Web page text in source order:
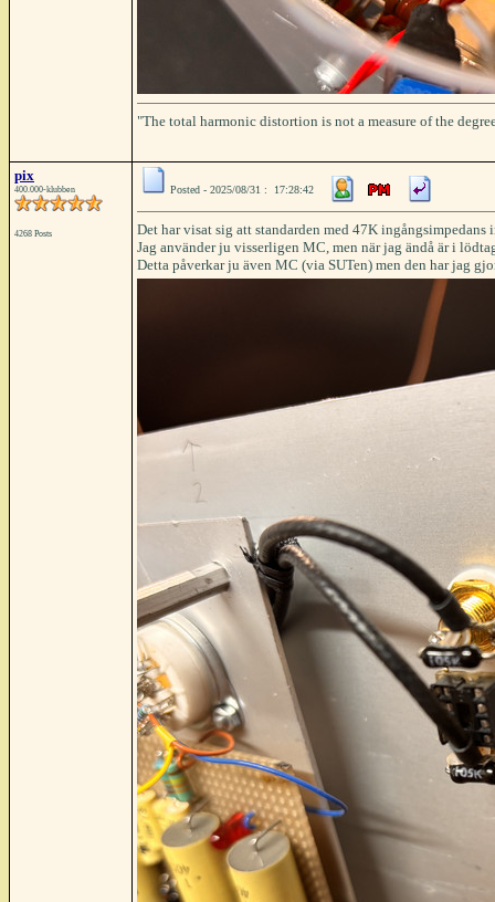
"The total harmonic distortion is not a measure of the
pix
400.000-klubben
4268 Posts
Posted - 2025/08/31 : 17:28:42
Det har visat sig att standarden med 47K
Jag använder ju visserligen MC, men när jag ändå är i
Detta påverkar ju även MC (via SUTen) men den har jag